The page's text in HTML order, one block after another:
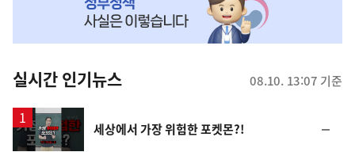
뉴
스
실시간 인기뉴스 08.10. 13:07 기준
영
세상에서 가장 위험한 포켓몬?!